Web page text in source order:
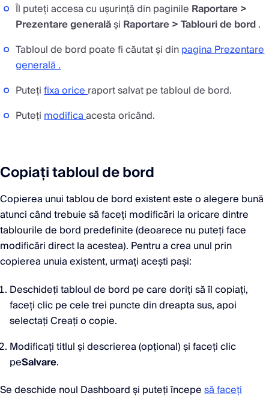
Îl puteți accesa cu ușurință din paginile Raportare >
Prezentare generalăși Raportare > Tablouri de bord.
Tabloul de bord poate fi căutat și dinpagina Prezentare
generală .
Putețifixa oriceraport salvat pe tabloul de bord.
Putețimodificaacesta oricând.
Copiați tabloul de bord
Copierea unui tablou de bord existent este o alegere bună
atunci când trebuie să faceți modificări la oricare dintre
tablourile de bord predefinite (deoarece nu puteți face
modificări direct la acestea). Pentru a crea unul prin
copierea unuia existent, urmați acești pași:
Deschideți tabloul de bord pe care doriți să îl copiați,
faceți clic pe cele trei puncte din dreapta sus, apoi
selectați Creați o copie.
Modificați titlul și descrierea (opțional) și faceți clic
peSalvare.
Se deschide noul Dashboard și puteți începesă faceți